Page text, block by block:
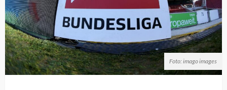
Foto: imago images